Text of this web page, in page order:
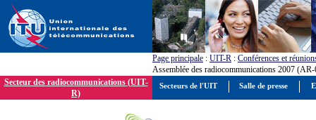
Page principale : UIT-R : Conférences et
Assemblée des radiocommunications 2007
Secteur des radiocommunications (UIT-
R)
Secteurs de l'UIT Salle de presse